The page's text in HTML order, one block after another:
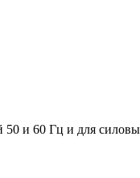
и 60 Гц и для